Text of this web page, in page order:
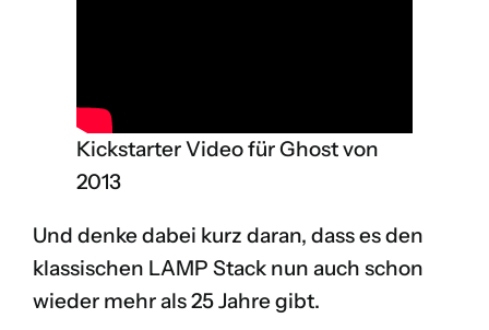
Kickstarter Video für Ghost von
2013
Und denke dabei kurz daran, dass es den
klassischen LAMP Stack nun auch schon
wieder mehr als 25 Jahre gibt.